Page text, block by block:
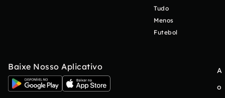
Tudo
Menos
Futebol
Baixe Nosso Aplicativo
A
o